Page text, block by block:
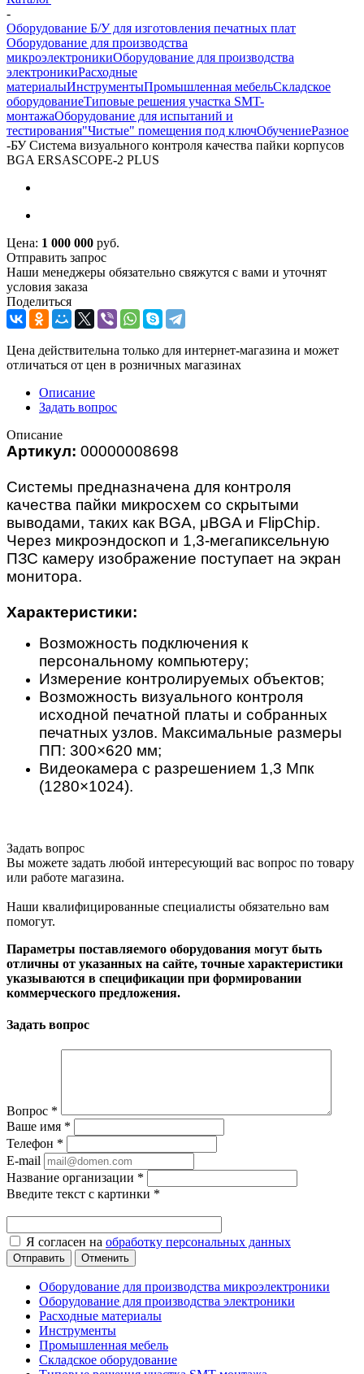
-
Оборудование Б/У для изготовления печатных плат
Оборудование для производства
микроэлектроникиОборудование для производства
электроникиРасходные
материалыИнструментыПромышленная мебельСкладское
оборудованиеТиповые решения участка SMT-
монтажаОборудование для испытаний и
тестирования"Чистые" помещения под ключОбучениеРазное
-БУ Система визуального контроля качества пайки корпусов
BGA ERSASCOPE-2 PLUS
Цена: 1 000 000 руб.
Отправить запрос
Наши менеджеры обязательно свяжутся с вами и уточнят
условия заказа
Поделиться
Цена действительна только для интернет-магазина и может
отличаться от цен в розничных магазинах
Описание
Задать вопрос
Описание
Артикул: 00000008698
Системы предназначена для контроля
качества пайки микросхем со скрытыми
выводами, таких как BGA, μBGA и FlipChip.
Через микроэндоскоп и 1,3-мегапиксельную
ПЗС камеру изображение поступает на экран
монитора.
Характеристики:
Возможность подключения к
персональному компьютеру;
Измерение контролируемых объектов;
Возможность визуального контроля
исходной печатной платы и собранных
печатных узлов. Максимальные размеры
ПП: 300×620 мм;
Видеокамера с разрешением 1,3 Мпк
(1280×1024).
Задать вопрос
Вы можете задать любой интересующий вас вопрос по товару
или работе магазина.
Наши квалифицированные специалисты обязательно вам
помогут.
Параметры поставляемого оборудования могут быть
отличны от указанных на сайте, точные характеристики
указываются в спецификации при формировании
коммерческого предложения.
Задать вопрос
Вопрос *
Ваше имя *
Телефон *
E-mail
Название организации *
Введите текст с картинки *
Я согласен на обработку персональных данных
Отменить
Оборудование для производства микроэлектроники
Оборудование для производства электроники
Расходные материалы
Инструменты
Промышленная мебель
Складское оборудование